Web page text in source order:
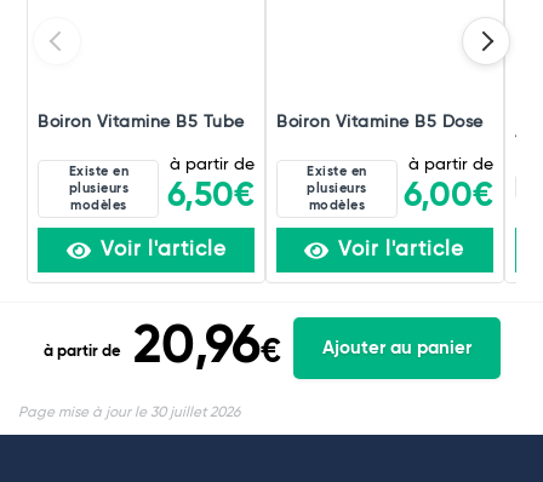
Boiron Vitamine B5 Tube
Existe en
plusieurs
modèles
à partir de
6,50€
Voir l'article
Boiron Vitamine B5 Dose
Existe en
plusieurs
modèles
à partir de
6,00€
Voir l'article
à partir de 20,96€ Ajouter au panier
Page mise à jour le 30 juillet 2026